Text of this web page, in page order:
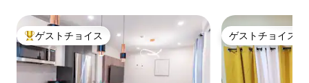
大好評のゲストチョイスです。
ゲストチョイス ゲストチョイス
ゲストチョイス